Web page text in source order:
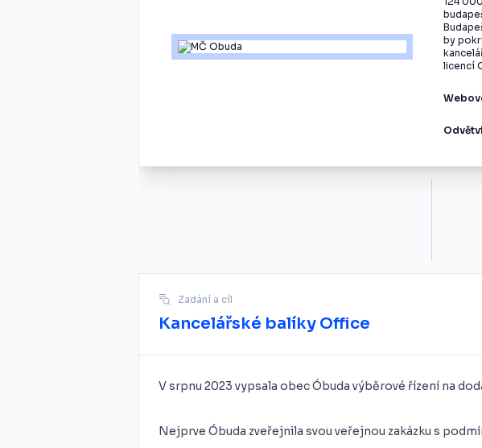
by
licencí
Zadání a cíl
Kancelářské balíky Office
V srpnu 2023 vypsala obec Óbuda výběrové řízení na
Nejprve Óbuda zveřejnila svou veřejnou zakázku s